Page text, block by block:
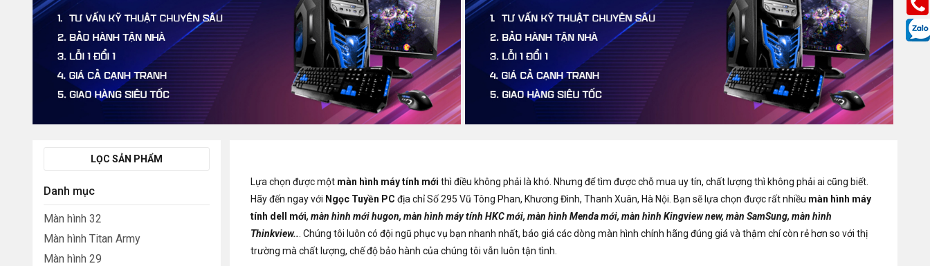
LỌC SẢN PHẨM
Danh mục
Màn hình 32
Màn hình Titan Army
Màn hình 29
Lựa chọn được một màn hình máy tính mới thì điều không phải là khó. Nhưng để tìm được chỗ mua uy tín, chất lượng thì không phải ai cũng biết.
Hãy đến ngay với Ngọc Tuyền PC địa chỉ Số 295 Vũ Tông Phan, Khương Đình, Thanh Xuân, Hà Nội. Bạn sẽ lựa chọn được rất nhiều màn hình máy
tính dell mới, màn hình mới hugon, màn hình máy tính HKC mới, màn hình Menda mới, màn hình Kingview new, màn SamSung, màn hình
Thinkview.. . Chúng tôi luôn có đội ngũ phục vụ bạn nhanh nhất, báo giá các dòng màn hình chính hãng đúng giá và thậm chí còn rẻ hơn so với thị
trường mà chất lượng, chế độ bảo hành của chúng tôi vẫn luôn tận tình.